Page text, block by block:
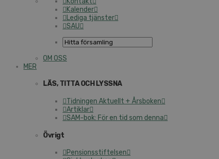
Kalender
Lediga tjänster
SAU
OM OSS
MER
LÄS, TITTA OCH LYSSNA
Tidningen Aktuellt + Årsboken
Artiklar
SAM-bok: För en tid som denna
Övrigt
Pensionsstiftelsen